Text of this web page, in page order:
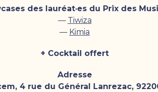
des lauréat·es du Prix des
— Tiwiza
— Kimia
+ Cocktail offert
Adresse
4 rue du Général Lanrezac,